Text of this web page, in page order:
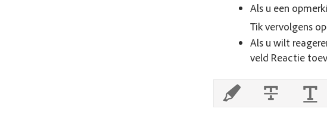
Als u een
Tik vervolgens op
Als u wilt
veld Reactie